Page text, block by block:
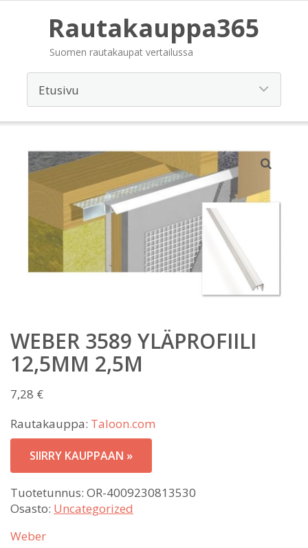
Rautakauppa365
Suomen rautakaupat vertailussa
WEBER 3589 YLÄPROFIILI
12,5MM 2,5M
7,28 €
Rautakauppa: Taloon.com
SIIRRY KAUPPAAN »
Tuotetunnus: OR-4009230813530
Osasto: Uncategorized
Weber